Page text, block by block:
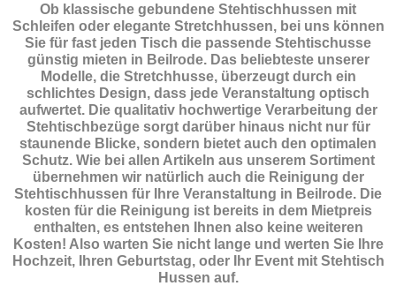
Ob klassische gebundene Stehtischhussen mit
Schleifen oder elegante Stretchhussen, bei uns können
Sie für fast jeden Tisch die passende Stehtischusse
günstig mieten in Beilrode. Das beliebteste unserer
Modelle, die Stretchhusse, überzeugt durch ein
schlichtes Design, dass jede Veranstaltung optisch
aufwertet. Die qualitativ hochwertige Verarbeitung der
Stehtischbezüge sorgt darüber hinaus nicht nur für
staunende Blicke, sondern bietet auch den optimalen
Schutz. Wie bei allen Artikeln aus unserem Sortiment
übernehmen wir natürlich auch die Reinigung der
Stehtischhussen für Ihre Veranstaltung in Beilrode. Die
kosten für die Reinigung ist bereits in dem Mietpreis
enthalten, es entstehen Ihnen also keine weiteren
Kosten! Also warten Sie nicht lange und werten Sie Ihre
Hochzeit, Ihren Geburtstag, oder Ihr Event mit Stehtisch
Hussen auf.